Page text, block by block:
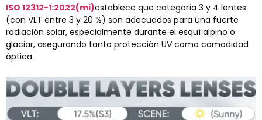
ISO 12312-1:2022(mi)establece que categoría 3 y 4 lentes
(con VLT entre 3 y 20 %) son adecuados para una fuerte
radiación solar, especialmente durante el esquí alpino o
glaciar, asegurando tanto protección UV como comodidad
óptica.